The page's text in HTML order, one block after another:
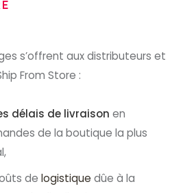
s’offrent aux distributeurs et
From Store :
délais de livraison en
de la boutique la plus
delogistique dûe à la